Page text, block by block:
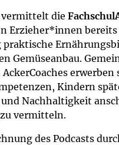
vermittelt die
Erzieher*innen
praktische
Gemüseanbau.
erwerben
Kindern
Nachhaltigkeit
vermitteln.
des Podcasts